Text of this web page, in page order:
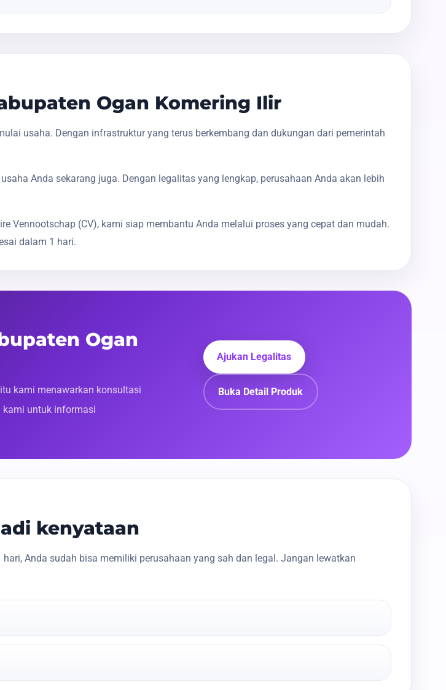
Ogan Komering Ilir
usaha. Dengan infrastruktur yang terus berkembang dan dukungan dari pemerintah
Anda sekarang juga. Dengan legalitas yang lengkap, perusahaan Anda akan lebih
Vennootschap (CV), kami siap membantu Anda melalui proses yang cepat dan mudah.
dalam 1 hari.
Ogan
kami menawarkan konsultasi
kami untuk informasi
Ajukan Legalitas
Buka Detail Produk
kenyataan
Anda sudah bisa memiliki perusahaan yang sah dan legal. Jangan lewatkan